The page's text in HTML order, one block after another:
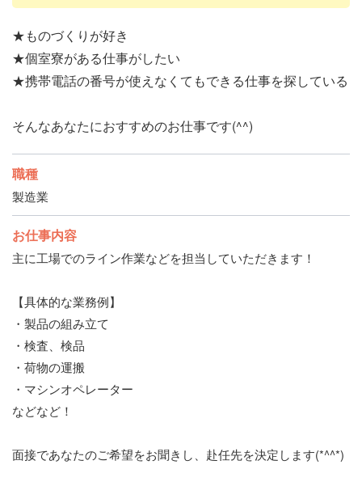
★ものづくりが好き
★個室寮がある仕事がしたい
★携帯電話の番号が使えなくてもできる仕事を探している
そんなあなたにおすすめのお仕事です(^^)
職種
製造業
お仕事内容
主に工場でのライン作業などを担当していただきます！
【具体的な業務例】
・製品の組み立て
・検査、検品
・荷物の運搬
・マシンオペレーター
などなど！
面接であなたのご希望をお聞きし、赴任先を決定します(*^^*)